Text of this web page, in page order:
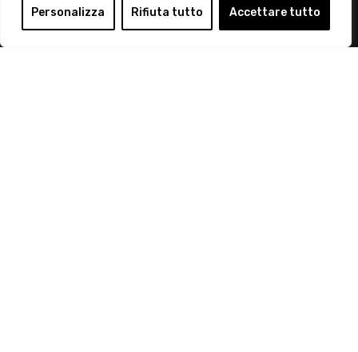
Personalizza Rifiuta tutto Accettare tutto
Login
Diventa Socio